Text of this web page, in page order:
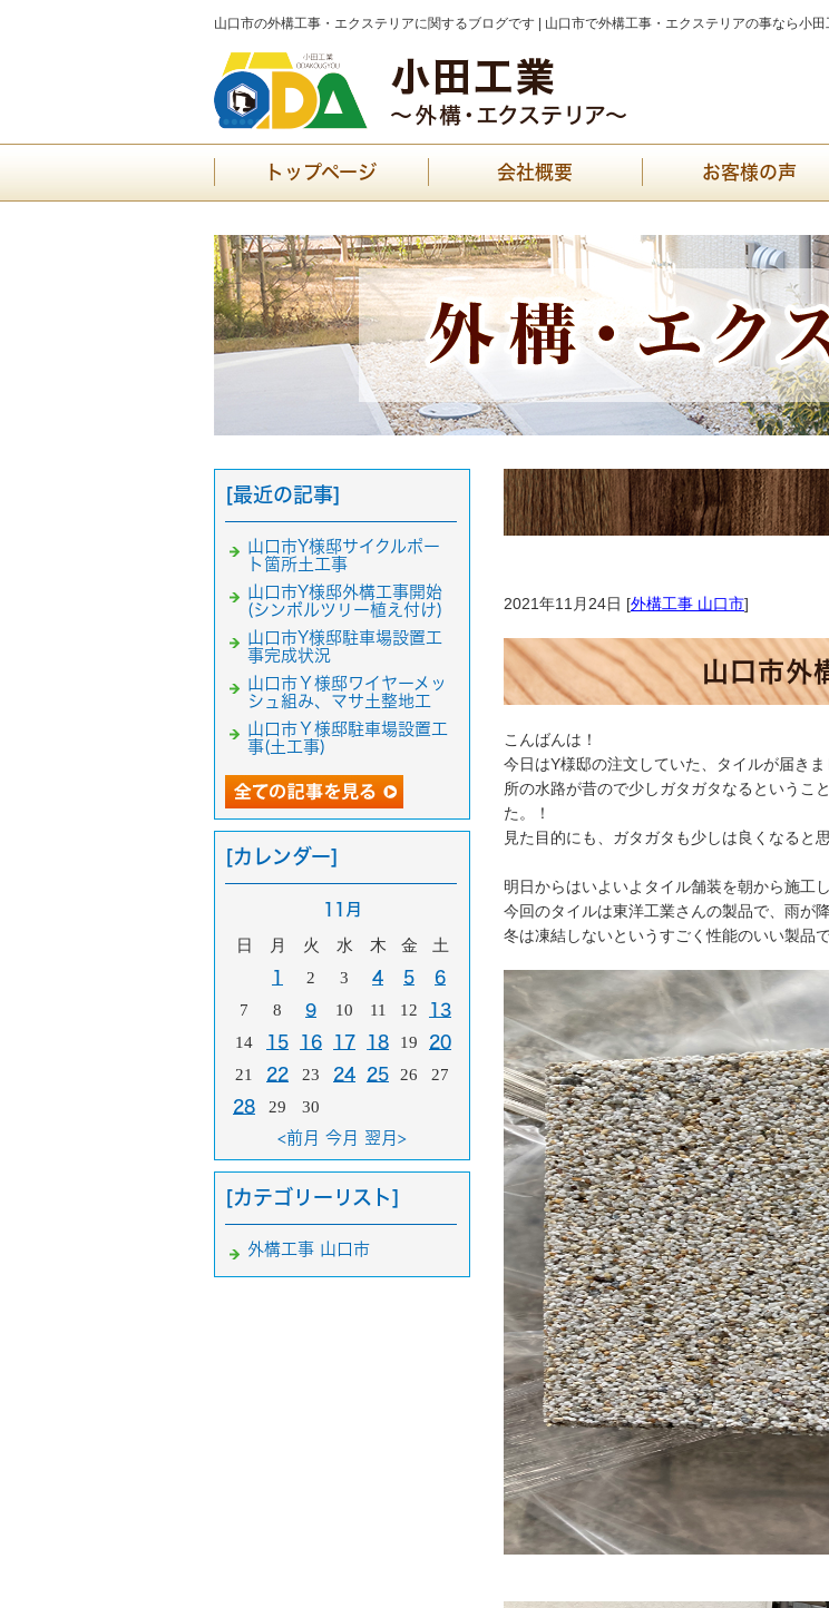
山口市の外構工事・エクステリアに関するブログです | 山口市で外構工事・エクステリアの事なら小田
トップページ 会社概要 お客様の声
2021年11月24日 [外構工事 山口市]
山口市外
こんばんは！
今日はY様邸の注文していた、タイルが届き
所の水路が昔ので少しガタガタなるというこ
た。！
見た目的にも、ガタガタも少しは良くなると
明日からはいよいよタイル舗装を朝から施工
今回のタイルは東洋工業さんの製品で、雨が
冬は凍結しないというすごく性能のいい製品
[最近の記事]
山口市Y様邸サイクルポー
ト箇所土工事
山口市Y様邸外構工事開始
(シンボルツリー植え付け)
山口市Y様邸駐車場設置工
事完成状況
山口市Ｙ様邸ワイヤーメッ
シュ組み、マサ土整地工
山口市Ｙ様邸駐車場設置工
事(土工事)
[カレンダー]
11月
日 月 火 水 木 金 土
1 2 3 4 5 6
7 8 9 10 11 12 13
14 15 16 17 18 19 20
21 22 23 24 25 26 27
28 29 30
<前月 今月 翌月>
[カテゴリーリスト]
外構工事 山口市